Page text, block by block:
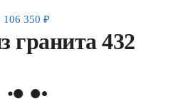
106 350 ₽
гранита 432